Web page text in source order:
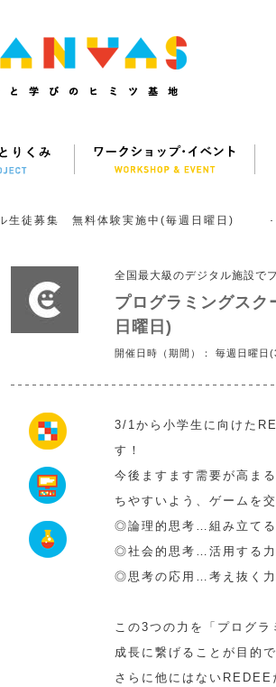
生徒募集 無料体験実施中(毎週日曜日)
全国最大級のデジタル施設で
プログラミングス
日曜日)
開催日時（期間）： 毎週日曜
3/1から小学生に向けた
す！
今後ますます需要が高ま
ちやすいよう、ゲームを
◎論理的思考…組み立て
◎社会的思考…活用する力
◎思考の応用…考え抜く力
この3つの力を「プログ
成長に繋げることが目的
さらに他にはない